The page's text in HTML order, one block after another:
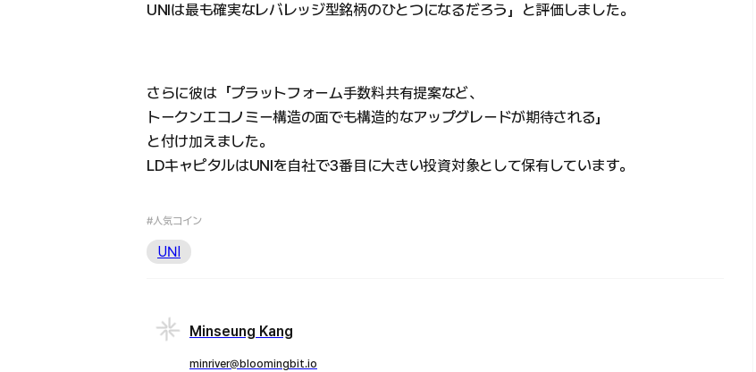
UNIは最も確実なレバレッジ型銘柄のひとつになるだろう」と評価しました。
さらに彼は「プラットフォーム手数料共有提案など、
トークンエコノミー構造の面でも構造的なアップグレードが期待される」
と付け加えました。
LDキャピタルはUNIを自社で3番目に大きい投資対象として保有しています。
#人気コイン
UNI
Minseung Kang
minriver@bloomingbit.io